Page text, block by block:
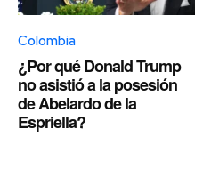
Colombia
¿Por qué Donald Trump
no asistió a la posesión
de Abelardo de la
Espriella?